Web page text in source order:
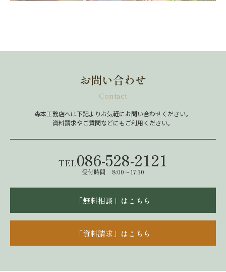
お問い合わせ
Contact
森本工務店へは下記よりお気軽にお問い合わせください。
資料請求やご質問などにもご利用ください。
TEL086-528-2121
受付時間 8:00～17:30
「無料相談」はこちら
「資料請求」はこちら